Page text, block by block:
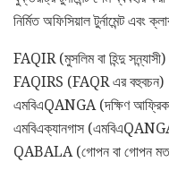
নির্মিত অফিসিয়াল টুর্নামেন্ট এবং
FAQIR (মুসলিম বা হিন্দু সন্ন্যাসী)
FAQIRS (FAQR এর বহুবচন)
এমবিএQANGA (দক্ষিণ
এমবিএক্যানগাস
QABALA (গোপন বা গোপন